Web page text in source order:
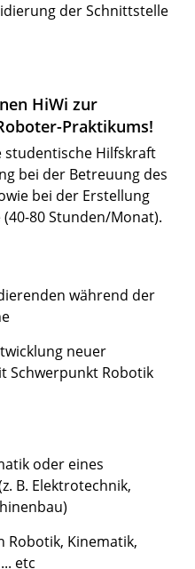
der Schnittstelle
HiWi zur
Praktikums!
studentische Hilfskraft
bei der Betreuung des
bei der Erstellung
80 Stunden/Monat).
während der
neuer
Schwerpunkt Robotik
oder eines
B. Elektrotechnik,
Robotik, Kinematik,
etc